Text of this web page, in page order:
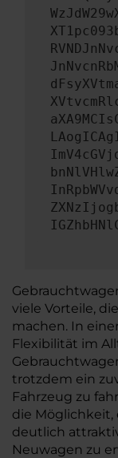
viele Vorteile,
machen. In
Flexibilität im
trotzdem ein
Fahrzeug zu
die
deutlich
Neuwagen zu